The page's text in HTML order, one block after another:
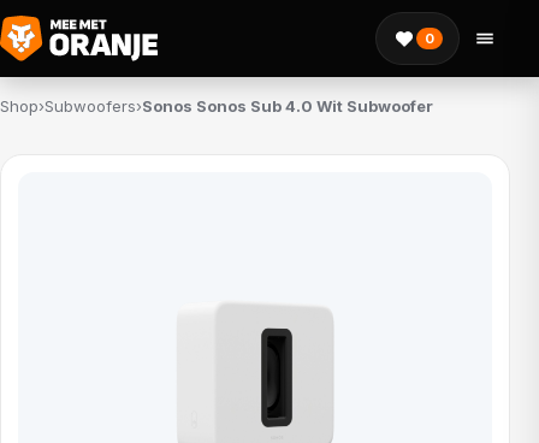
0
Shop›Subwoofers›Sonos Sonos Sub 4.0 Wit Subwoofer